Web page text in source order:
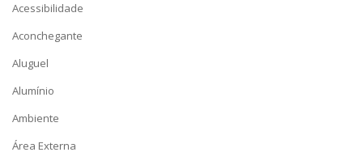
Acessibilidade
Aconchegante
Aluguel
Alumínio
Ambiente
Área Externa